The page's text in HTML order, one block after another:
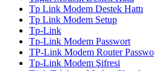
Tp Link Modem Destek Hattı
Tp Link Modem Setup
Tp-Link
Tp-Link Modem Passwort
TP-Link Modem Router
Tp-Link Modem Şifresi